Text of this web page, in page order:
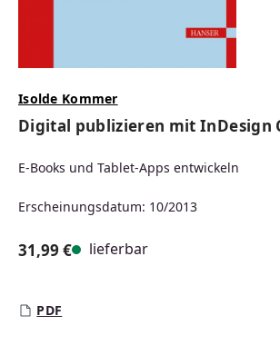
Isolde Kommer
Digital publizieren mit InDesign
E-Books und Tablet-Apps entwickeln
Erscheinungsdatum: 10/2013
31,99 € lieferbar
PDF